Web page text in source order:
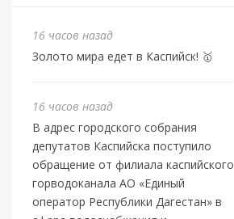
16 часов назад
Золото мира едет в Каспийск! 🥇
16 часов назад
В адрес городского собрания
депутатов Каспийска поступило
обращение от филиала каспийского
горводоканала АО «Единый
оператор Республики Дагестан» в